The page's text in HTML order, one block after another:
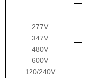
277V
347V
480V
600V
120/240V